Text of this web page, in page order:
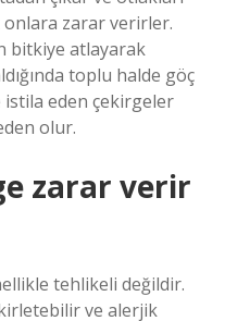
onlara zarar verirler.
bitkiye atlayarak
toplu halde göç
eden çekirgeler
olur.
zarar verir
tehlikeli değildir.
ve alerjik